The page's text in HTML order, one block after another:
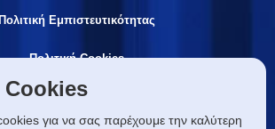
Cookies
για να σας παρέχουμε την καλύτερη
Πολιτική Εμπιστευτικότητας
Πολιτική Cookies
ΕΠΙΚΟΙΝΩΝIA